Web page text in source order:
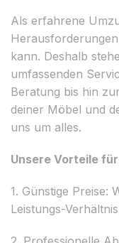
Als erfahrene
kann. Deshalb
umfassenden
Beratung bis hin
deiner Möbel und
uns um alles.
Unsere Vorteile
1. Günstige Preise:
Leistungs-